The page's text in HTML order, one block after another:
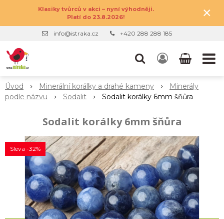
Klasiky tvůrců v akci – nyní výhodněji.
Platí do 23.8.2026!
×
info@istraka.cz +420 288 288 185
Úvod Minerální korálky a drahé kameny
Minerály
podle názvu
Sodalit Sodalit korálky 6mm šňůra
Sodalit korálky 6mm šňůra
Sleva -32%